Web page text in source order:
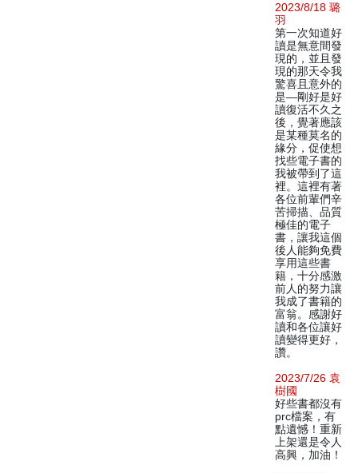
2023/8/18 璐
羽
第一次知道好
讀是無意間發
現的，並且發
現的那天令我
驚喜且意外的
是—剛好是好
讀復活不久之
後，覺著應該
是某種莫名的
緣分，促使想
找些電子書的
我被帶到了這
裡。這裡有著
各位前輩們辛
苦掃描、品質
極佳的電子
書，讓我這個
後人能夠免費
享用這些書
籍，十分感激
前人的努力讓
我成了書籍的
富翁。感謝好
讀和各位讓好
讀變得更好，
讚。
2023/7/26 袁
樹國
好些書都沒有
prc檔案，有
點遺憾！重新
上架還是令人
高興，加油！